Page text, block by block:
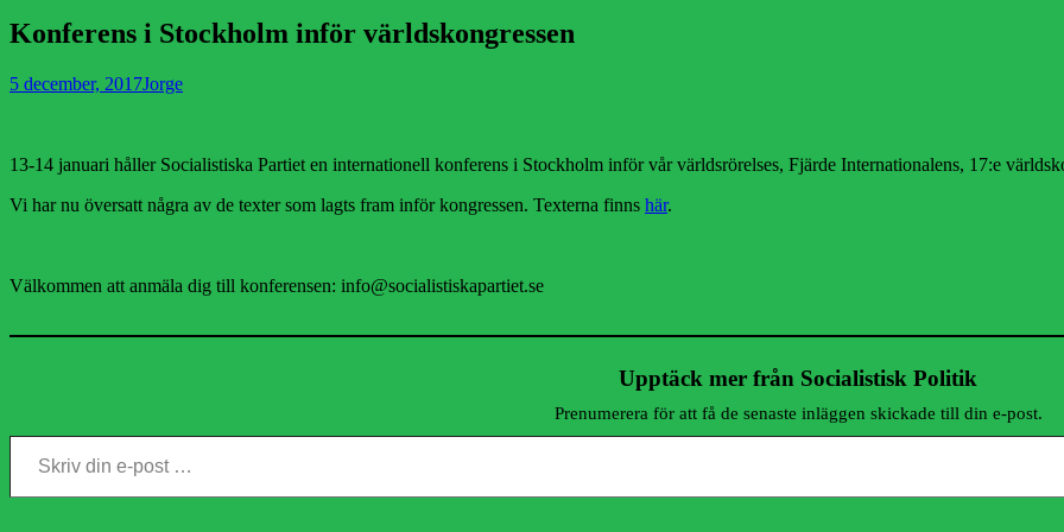
Konferens i Stockholm inför världskongressen
Publicerad
5 december, 2017Författare
Jorge
13-14 januari håller Socialistiska Partiet en internationell konferens i Stockholm inför vår världsrörelses, Fjärde Internationalens, 17:e
Vi har nu översatt några av de texter som lagts fram inför kongressen. Texterna finns här.
Välkommen att anmäla dig till konferensen: info@socialistiskapartiet.se
Upptäck mer från Socialistisk Politik
Prenumerera för att få de senaste inläggen skickade till din e-post.
Skriv din e-post …